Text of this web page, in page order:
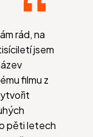
rád, na
jsem
filmu z
pěti letech